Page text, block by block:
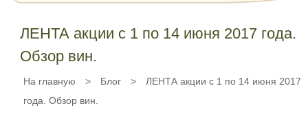
ЛЕНТА акции с 1 по 14 июня 2017 года.
Обзор вин.
На главную > Блог >
ЛЕНТА акции с 1 по 14 июня 2017
года. Обзор вин.